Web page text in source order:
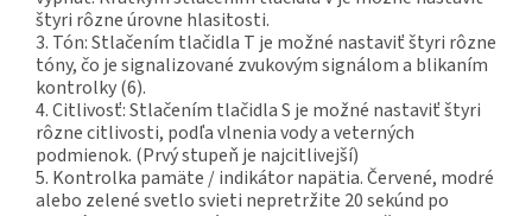
štyri rôzne úrovne hlasitosti.
3. Tón: Stlačením tlačidla T je možné nastaviť štyri rôzne
tóny, čo je signalizované zvukovým signálom a blikaním
kontrolky (6).
4. Citlivosť: Stlačením tlačidla S je možné nastaviť štyri
rôzne citlivosti, podľa vlnenia vody a veterných
podmienok. (Prvý stupeň je najcitlivejší)
5. Kontrolka pamäte / indikátor napätia. Červené, modré
alebo zelené svetlo svieti nepretržite 20 sekúnd po